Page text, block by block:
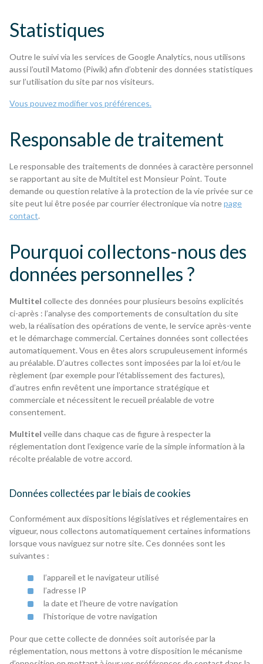
Statistiques
Outre le suivi via les services de Google Analytics, nous utilisons
aussi l’outil Matomo (Piwik) afin d’obtenir des données statistiques
sur l’utilisation du site par nos visiteurs.
Vous pouvez modifier vos préférences.
Responsable de traitement
Le responsable des traitements de données à caractère personnel
se rapportant au site de Multitel est Monsieur Point. Toute
demande ou question relative à la protection de la vie privée sur ce
site peut lui être posée par courrier électronique via notrepage
contact.
Pourquoi collectons-nous des
données personnelles ?
Multitel collecte des données pour plusieurs besoins explicités
ci-après : l’analyse des comportements de consultation du site
web, la réalisation des opérations de vente, le service après-vente
et le démarchage commercial. Certaines données sont collectées
automatiquement. Vous en êtes alors scrupuleusement informés
au préalable. D’autres collectes sont imposées par la loi et/ou le
règlement (par exemple pour l’établissement des factures),
d’autres enfin revêtent une importance stratégique et
commerciale et nécessitent le recueil préalable de votre
consentement.
Multitel veille dans chaque cas de figure à respecter la
réglementation dont l’exigence varie de la simple information à la
récolte préalable de votre accord.
Données collectées par le biais de cookies
Conformément aux dispositions législatives et réglementaires en
vigueur, nous collectons automatiquement certaines informations
lorsque vous naviguez sur notre site. Ces données sont les
suivantes :
l’appareil et le navigateur utilisé
l’adresse IP
la date et l’heure de votre navigation
l’historique de votre navigation
Pour que cette collecte de données soit autorisée par la
réglementation, nous mettons à votre disposition le mécanisme